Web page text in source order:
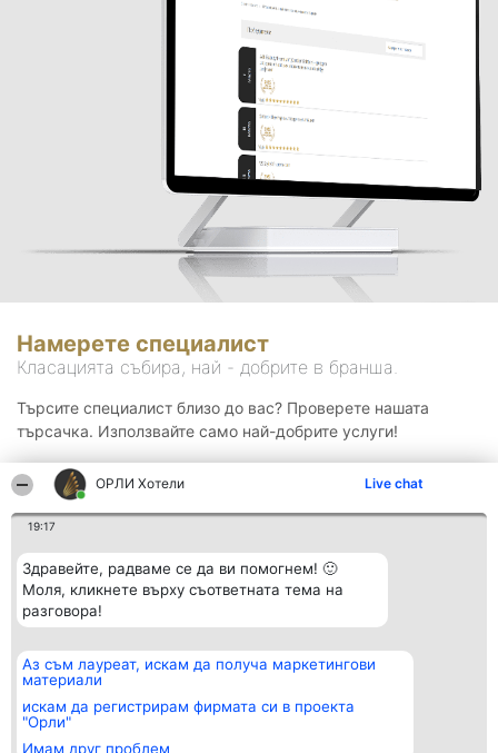
ОРЛИ Хотели Live chat
19:17
Здравейте, радваме се да ви помогнем! 🙂
Моля, кликнете върху съответната тема на
разговора!
Аз съм лауреат, искам да получа маркетингови
материали
искам да регистрирам фирмата си в проекта
"Орли"
Имам друг проблем
Намерете специалист
Класацията събира, най - добрите в бранша.
Търсите специалист близо до вас? Проверете нашата
търсачка. Използвайте само най-добрите услуги!
Организатор на
класиране
BulevardulAleea Timișul De
Sus Nr. 2, Bl. A30, Sc. A, Et.
4, Ap. 13
Класация
всички
Контакти